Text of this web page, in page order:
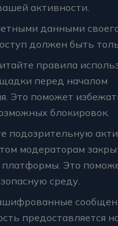
активности.
данными
должен быть
правила
перед началом
Это поможет
блокировок.
подозрительную
модераторам
платформы. Это
среду.
предоставляется